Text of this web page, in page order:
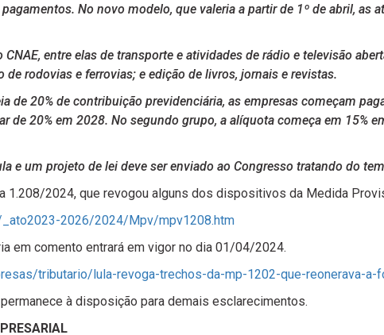
No novo modelo, que valeria a partir de 1º de abril,
entre elas de transporte e atividades de rádio e televisão
rodovias e ferrovias; e edição de livros, jornais e revistas.
de 20% de contribuição previdenciária, as empresas começam
de 20% em 2028. No segundo grupo, a alíquota começa em 15%
e um projeto de lei deve ser enviado ao Congresso tratando do
1.208/2024, que revogou alguns dos dispositivos da Medida
2026/2024/Mpv/mpv1208.htm
em comento entrará em vigor no dia 01/04/2024.
tributario/lula-revoga-trechos-da-mp-1202-que-reonerava-a-
à disposição para demais esclarecimentos.